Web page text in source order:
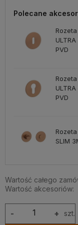
Polecane
Rozeta
PVD
PVD
Rozeta
SLIM
Wartość całego
Wartość akcesoriów:
+
- szt.